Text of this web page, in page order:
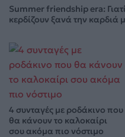
Summer friendship era:
κερδίζουν ξανά την καρδιά
4 συνταγές με ροδάκινο που
θα κάνουν το καλοκαίρι
σου ακόμα πιο νόστιμο